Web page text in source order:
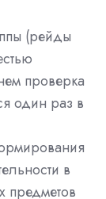
(рейды
проверка
один раз в
в
предметов